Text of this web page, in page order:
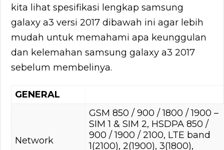
kita lihat spesifikasi lengkap samsung
galaxy a3 versi 2017 dibawah ini agar lebih
mudah untuk memahami apa keunggulan
dan kelemahan samsung galaxy a3 2017
sebelum membelinya.
GENERAL
Network
GSM 850 / 900 / 1800 / 1900 –
SIM 1 & SIM 2, HSDPA 850 /
900 / 1900 / 2100, LTE band
1(2100), 2(1900), 3(1800),